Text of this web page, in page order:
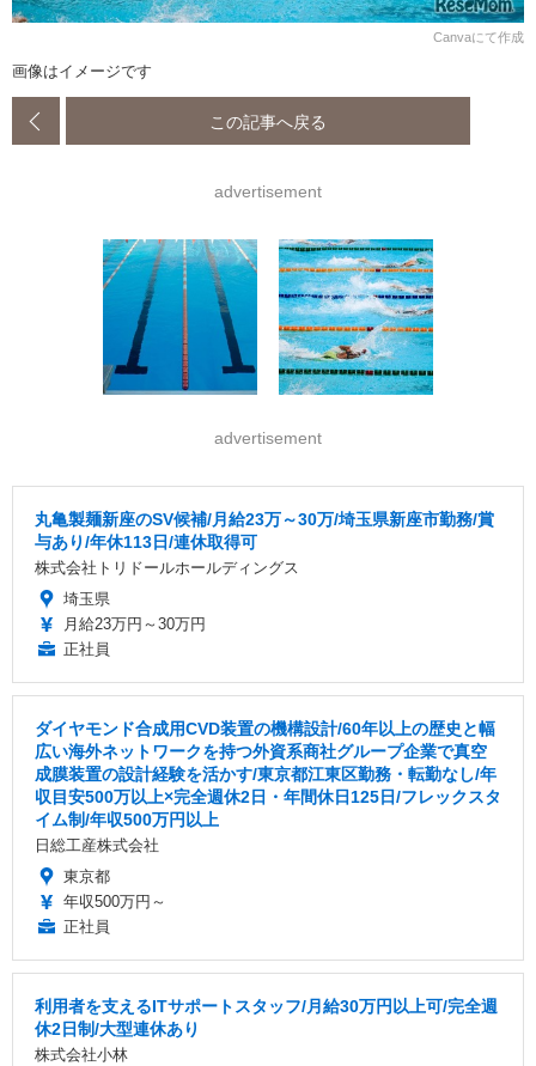
Canvaにて作成
画像はイメージです
この記事へ戻る
advertisement
advertisement
丸亀製麺新座のSV候補/月給23万～30万/埼玉県新座市勤務/賞
与あり/年休113日/連休取得可
株式会社トリドールホールディングス
埼玉県
月給23万円～30万円
正社員
ダイヤモンド合成用CVD装置の機構設計/60年以上の歴史と幅
広い海外ネットワークを持つ外資系商社グループ企業で真空
成膜装置の設計経験を活かす/東京都江東区勤務・転勤なし/年
収目安500万以上×完全週休2日・年間休日125日/フレックスタ
イム制/年収500万円以上
日総工産株式会社
東京都
年収500万円～
正社員
利用者を支えるITサポートスタッフ/月給30万円以上可/完全週
休2日制/大型連休あり
株式会社小林